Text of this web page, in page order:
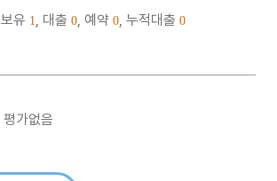
보유 1 , 대출 0 , 예약 0 , 누적대출 0
평가없음